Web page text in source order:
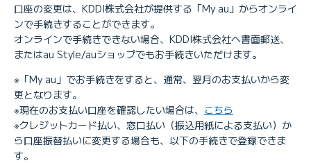
口座の変更は、KDDI株式会社が提供する「My au」からオンライ
ンで手続きすることができます。
オンラインで手続きできない場合、KDDI株式会社へ書面郵送、
またはau Style/auショップでもお手続きいただけます。
※「My au」でお手続きをすると、通常、翌月のお支払いから変
更となります。
※現在のお支払い口座を確認したい場合は、 こちら
※クレジットカード払い、窓口払い（振込用紙による支払い）か
ら口座振替払いに変更する場合も、以下の手続きで登録できま
す。